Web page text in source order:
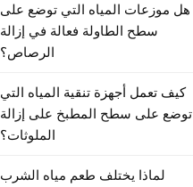
هل موزعات المياه التي توضع على
سطح الطاولة فعالة في إزالة
الرصاص؟
كيف تعمل أجهزة تنقية المياه التي
توضع على سطح المطبخ على إزالة
الملوثات؟
لماذا يختلف طعم مياه الشرب